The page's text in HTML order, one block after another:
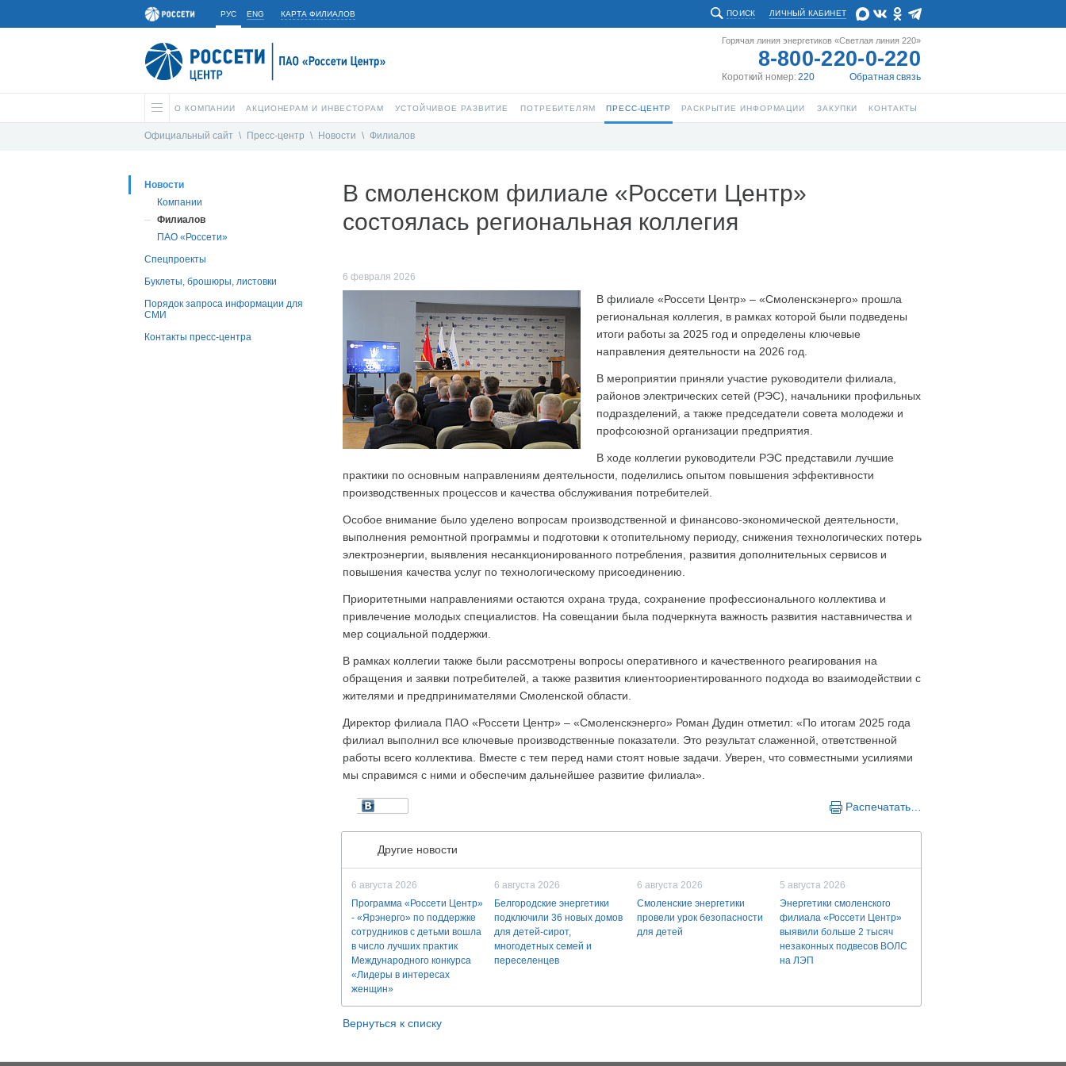
РУС ENG КАРТА ФИЛИАЛОВ ЛИЧНЫЙ КАБИНЕТ
ПОИСК
Горячая линия энергетиков «Светлая линия 220»
8-800-220-0-220
Короткий номер:220 Обратная связь
О КОМПАНИИ АКЦИОНЕРАМ И ИНВЕСТОРАМ УСТОЙЧИВОЕ РАЗВИТИЕ ПОТРЕБИТЕЛЯМ ПРЕСС-ЦЕНТР РАСКРЫТИЕ ИНФОРМАЦИИ ЗАКУПКИ КОНТАКТЫ
Официальный сайт \ Пресс-центр \ Новости \ Филиалов
Новости
Компании
Филиалов
ПАО «Россети»
Спецпроекты
Буклеты, брошюры, листовки
Порядок запроса информации для
СМИ
Контакты пресс-центра
В смоленском филиале «Россети Центр»
состоялась региональная коллегия
6 февраля 2026
В филиале «Россети Центр» – «Смоленскэнерго» прошла
региональная коллегия, в рамках которой были подведены
итоги работы за 2025 год и определены ключевые
направления деятельности на 2026 год.
В мероприятии приняли участие руководители филиала,
районов электрических сетей (РЭС), начальники профильных
подразделений, а также председатели совета молодежи и
профсоюзной организации предприятия.
В ходе коллегии руководители РЭС представили лучшие
практики по основным направлениям деятельности, поделились опытом повышения эффективности
производственных процессов и качества обслуживания потребителей.
Особое внимание было уделено вопросам производственной и финансово-экономической деятельности,
выполнения ремонтной программы и подготовки к отопительному периоду, снижения технологических потерь
электроэнергии, выявления несанкционированного потребления, развития дополнительных сервисов и
повышения качества услуг по технологическому присоединению.
Приоритетными направлениями остаются охрана труда, сохранение профессионального коллектива и
привлечение молодых специалистов. На совещании была подчеркнута важность развития наставничества и
мер социальной поддержки.
В рамках коллегии также были рассмотрены вопросы оперативного и качественного реагирования на
обращения и заявки потребителей, а также развития клиентоориентированного подхода во взаимодействии с
жителями и предпринимателями Смоленской области.
Директор филиала ПАО «Россети Центр» – «Смоленскэнерго» Роман Дудин отметил: «По итогам 2025 года
филиал выполнил все ключевые производственные показатели. Это результат слаженной, ответственной
работы всего коллектива. Вместе с тем перед нами стоят новые задачи. Уверен, что совместными усилиями
мы справимся с ними и обеспечим дальнейшее развитие филиала».
Распечатать…
Другие новости
6 августа 2026
Программа «Россети Центр»
- «Ярэнерго» по поддержке
сотрудников с детьми вошла
в число лучших практик
Международного конкурса
«Лидеры в интересах
женщин»
6 августа 2026
Белгородские энергетики
подключили 36 новых домов
для детей-сирот,
многодетных семей и
переселенцев
6 августа 2026
Смоленские энергетики
провели урок безопасности
для детей
5 августа 2026
Энергетики смоленского
филиала «Россети Центр»
выявили больше 2 тысяч
незаконных подвесов ВОЛС
на ЛЭП
Вернуться к списку